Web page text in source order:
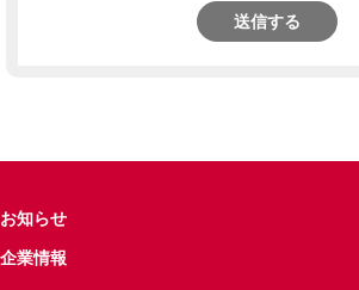
送信する
お知らせ
企業情報